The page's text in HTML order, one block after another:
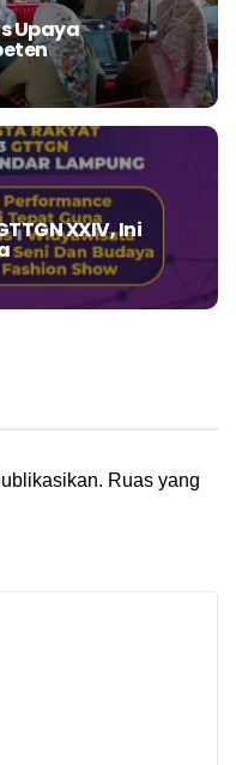
Upaya
XXIV, Ini
Ruas yang